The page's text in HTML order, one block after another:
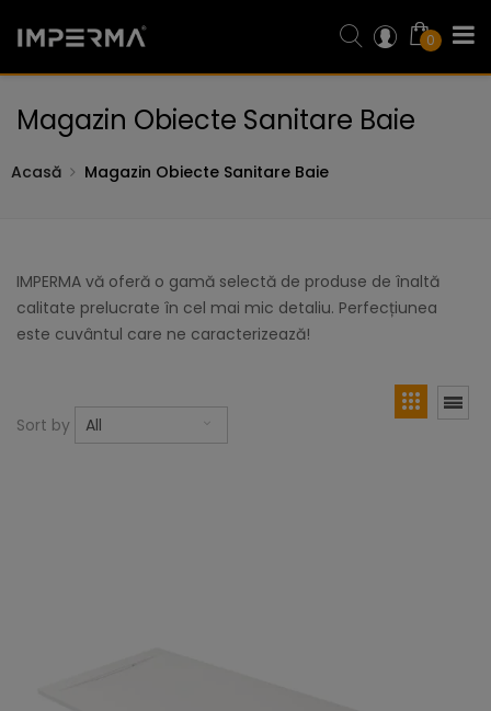
0
Magazin Obiecte Sanitare Baie
Acasă Magazin Obiecte Sanitare Baie
IMPERMA vă oferă o gamă selectă de produse de înaltă
calitate prelucrate în cel mai mic detaliu. Perfecțiunea
este cuvântul care ne caracterizează!
Sort by All